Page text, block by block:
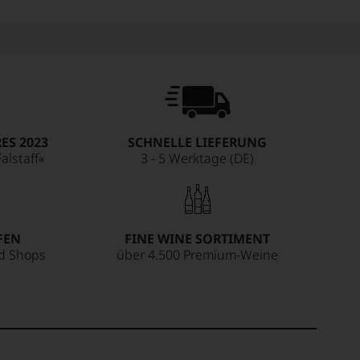
2023
SCHNELLE LIEFERUNG
3 - 5 Werktage (DE)
Shops
FINE WINE SORTIMENT
über 4.500 Premium-Weine